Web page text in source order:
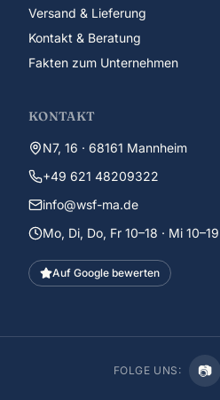
Versand & Lieferung
Kontakt & Beratung
Fakten zum Unternehmen
KONTAKT
N7, 16 · 68161 Mannheim
+49 621 48209322
info@wsf-ma.de
Mo, Di, Do, Fr 10–18 · Mi
Auf Google bewerten
FOLGE UNS: 📷